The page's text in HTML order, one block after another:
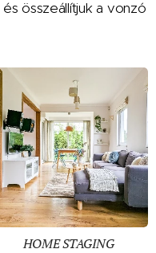
és összeállítjuk a vonzó
HOME STAGING